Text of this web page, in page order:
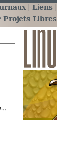
Liens
Projets Libres